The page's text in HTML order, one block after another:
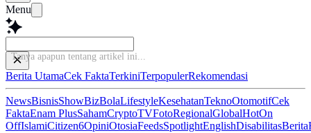
Menu
Tanya apapun tenta
Berita UtamaCek FaktaTerkiniTerpopulerRekomendasi
NewsBisnisShowBizBolaLifestyleKesehatanTeknoOtomotifCek
FaktaEnam PlusSahamCryptoTVFotoRegionalGlobalHotOn
OffIslamiCitizen6OpiniOtosiaFeedsSpotlightEnglishDisabilitasBerita